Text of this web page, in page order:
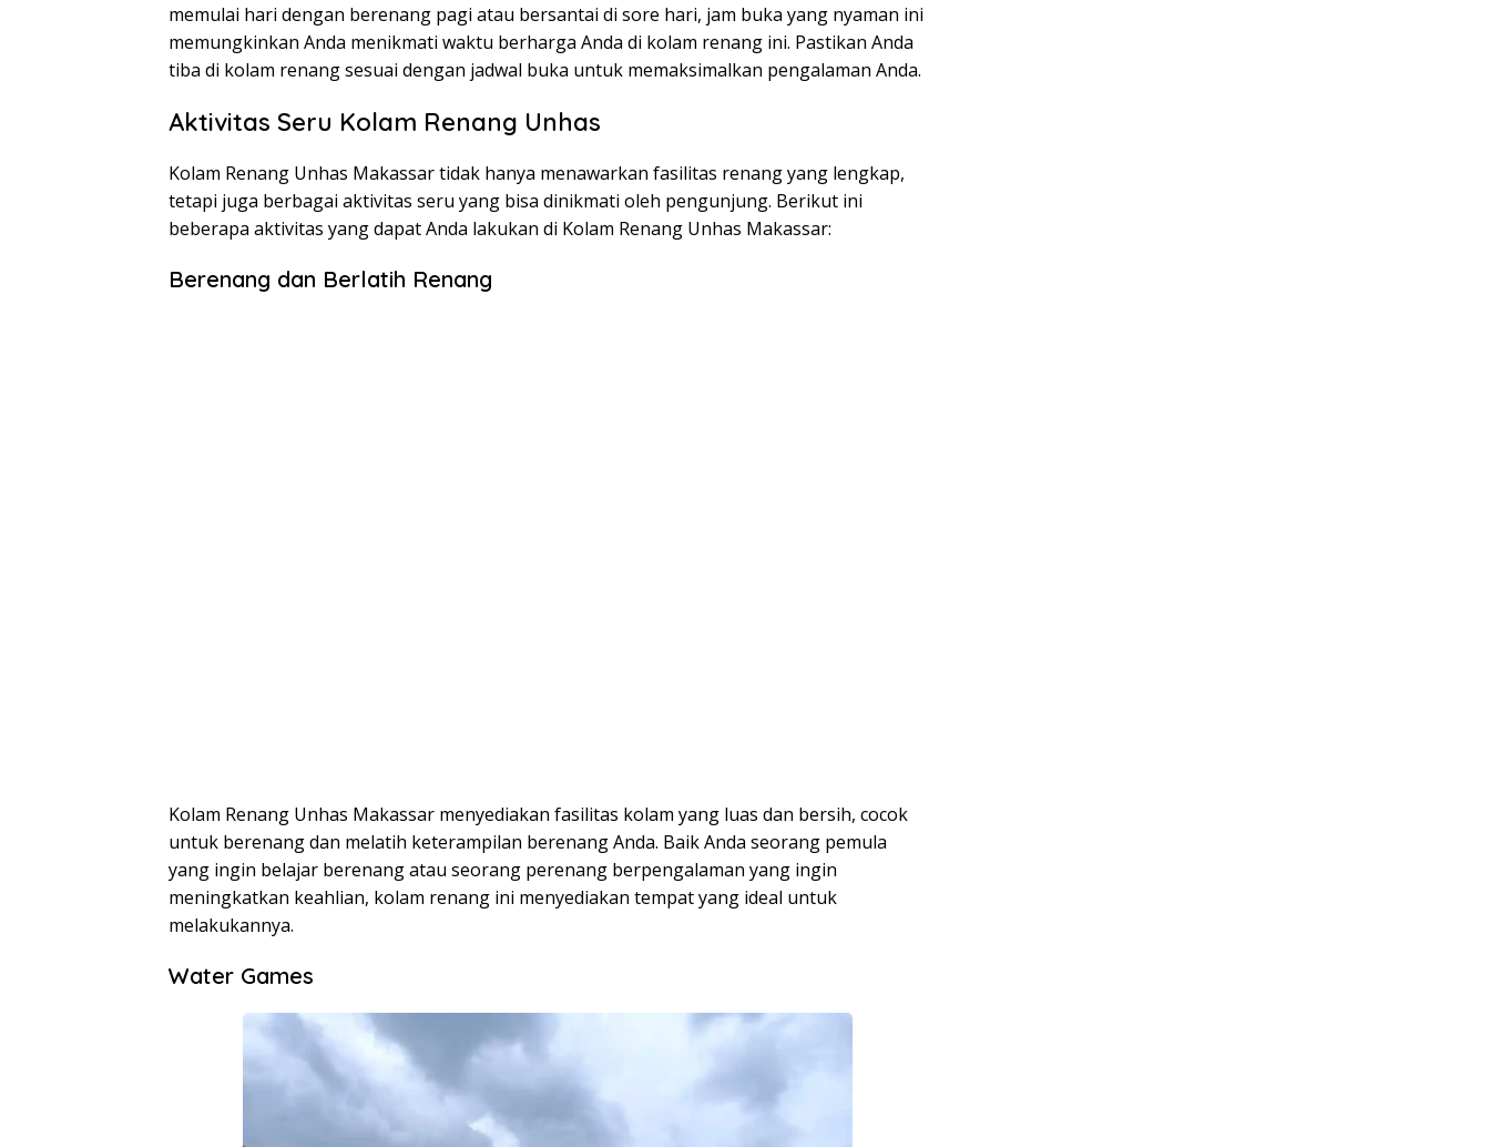
memulai hari dengan berenang pagi atau bersantai di sore hari, jam buka yang nyaman ini
memungkinkan Anda menikmati waktu berharga Anda di kolam renang ini. Pastikan Anda
tiba di kolam renang sesuai dengan jadwal buka untuk memaksimalkan pengalaman Anda.
Aktivitas Seru Kolam Renang Unhas
Kolam Renang Unhas Makassar tidak hanya menawarkan fasilitas renang yang lengkap,
tetapi juga berbagai aktivitas seru yang bisa dinikmati oleh pengunjung. Berikut ini
beberapa aktivitas yang dapat Anda lakukan di Kolam Renang Unhas Makassar:
Berenang dan Berlatih Renang
Kolam Renang Unhas Makassar menyediakan fasilitas kolam yang luas dan bersih, cocok
untuk berenang dan melatih keterampilan berenang Anda. Baik Anda seorang pemula
yang ingin belajar berenang atau seorang perenang berpengalaman yang ingin
meningkatkan keahlian, kolam renang ini menyediakan tempat yang ideal untuk
melakukannya.
Water Games